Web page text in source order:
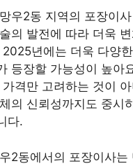
우2동 지역의 포장이
의 발전에 따라 더욱
년에는 더욱 다양
등장할 가능성이 높아
격만 고려하는 것이
의 신뢰성까지도 중시
다.
2동에서의 포장이사는